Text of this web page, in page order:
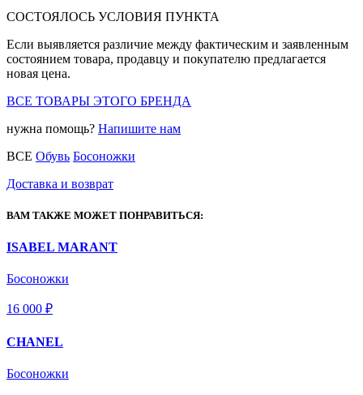
СОСТОЯЛОСЬ УСЛОВИЯ ПУНКТА
Если выявляется различие между фактическим и заявленным
состоянием товара, продавцу и покупателю предлагается
новая цена.
ВСЕ ТОВАРЫ ЭТОГО БРЕНДА
нужна помощь? Напишите нам
ВСЕ Обувь Босоножки
Доставка и возврат
ВАМ ТАКЖЕ МОЖЕТ ПОНРАВИТЬСЯ:
ISABEL MARANT
Босоножки
16 000 ₽
CHANEL
Босоножки